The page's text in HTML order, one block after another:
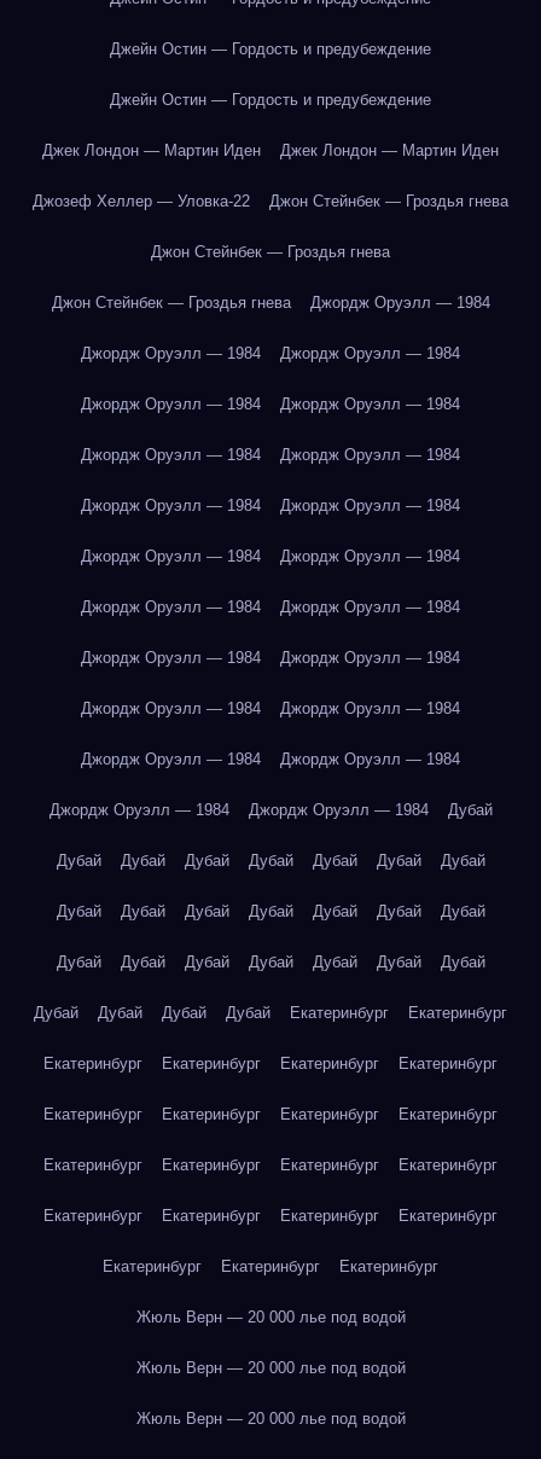
Джейн Остин — Гордость и предубеждение
Джейн Остин — Гордость и предубеждение
Джек Лондон — Мартин Иден Джек Лондон — Мартин Иден
Джозеф Хеллер — Уловка-22 Джон Стейнбек — Гроздья гнева
Джон Стейнбек — Гроздья гнева
Джон Стейнбек — Гроздья гнева Джордж Оруэлл — 1984
Джордж Оруэлл — 1984 Джордж Оруэлл — 1984
Джордж Оруэлл — 1984 Джордж Оруэлл — 1984
Джордж Оруэлл — 1984 Джордж Оруэлл — 1984
Джордж Оруэлл — 1984 Джордж Оруэлл — 1984
Джордж Оруэлл — 1984 Джордж Оруэлл — 1984
Джордж Оруэлл — 1984 Джордж Оруэлл — 1984
Джордж Оруэлл — 1984 Джордж Оруэлл — 1984
Джордж Оруэлл — 1984 Джордж Оруэлл — 1984
Джордж Оруэлл — 1984 Джордж Оруэлл — 1984
Джордж Оруэлл — 1984 Джордж Оруэлл — 1984 Дубай
Дубай Дубай Дубай Дубай Дубай Дубай Дубай
Дубай Дубай Дубай Дубай Дубай Дубай Дубай
Дубай Дубай Дубай Дубай Дубай Дубай Дубай
Дубай Дубай Дубай Дубай Екатеринбург Екатеринбург
Екатеринбург Екатеринбург Екатеринбург Екатеринбург
Екатеринбург Екатеринбург Екатеринбург Екатеринбург
Екатеринбург Екатеринбург Екатеринбург Екатеринбург
Екатеринбург Екатеринбург Екатеринбург Екатеринбург
Екатеринбург Екатеринбург Екатеринбург
Жюль Верн — 20 000 лье под водой
Жюль Верн — 20 000 лье под водой
Жюль Верн — 20 000 лье под водой